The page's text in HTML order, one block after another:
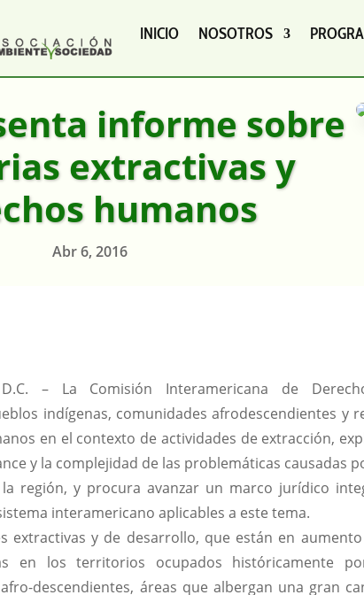
INICIO NOSOTROS
informe sobre
extractivas y
humanos
Abr 6, 2016
– La Comisión Interamericana de
indígenas, comunidades afrodescendientes y
en el contexto de actividades de extracción,
y la complejidad de las problemáticas causadas
región, y procura avanzar un marco jurídico
interamericano aplicables a este tema.
extractivas y de desarrollo, que están en
en los territorios ocupados históricamente
descendientes, áreas que albergan una gran